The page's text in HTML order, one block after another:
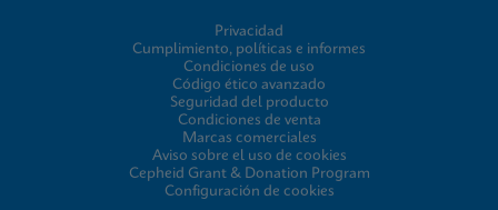
Privacidad
Cumplimiento, políticas e informes
Condiciones de uso
Código ético avanzado
Seguridad del producto
Condiciones de venta
Marcas comerciales
Aviso sobre el uso de cookies
Cepheid Grant & Donation Program
Configuración de cookies